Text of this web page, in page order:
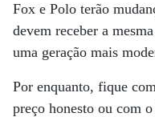
Fox e Polo terão
devem receber a
uma geração mais
Por enquanto, fique
preço honesto ou com